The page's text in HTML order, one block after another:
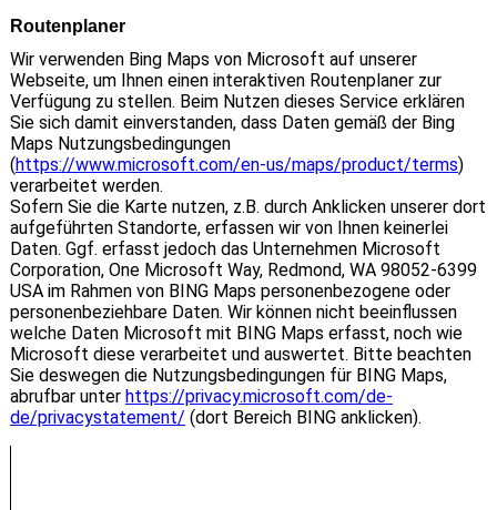
Routenplaner
Wir verwenden Bing Maps von Microsoft auf unserer
Webseite, um Ihnen einen interaktiven Routenplaner zur
Verfügung zu stellen. Beim Nutzen dieses Service erklären
Sie sich damit einverstanden, dass Daten gemäß der Bing
Maps Nutzungsbedingungen
(https://www.microsoft.com/en-us/maps/product/terms)
verarbeitet werden.
Sofern Sie die Karte nutzen, z.B. durch Anklicken unserer dort
aufgeführten Standorte, erfassen wir von Ihnen keinerlei
Daten. Ggf. erfasst jedoch das Unternehmen Microsoft
Corporation, One Microsoft Way, Redmond, WA 98052-6399
USA im Rahmen von BING Maps personenbezogene oder
personenbeziehbare Daten. Wir können nicht beeinflussen
welche Daten Microsoft mit BING Maps erfasst, noch wie
Microsoft diese verarbeitet und auswertet. Bitte beachten
Sie deswegen die Nutzungsbedingungen für BING Maps,
abrufbar unter https://privacy.microsoft.com/de-
de/privacystatement/ (dort Bereich BING anklicken).